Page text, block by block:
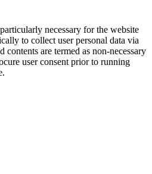
necessary for the website
to collect user personal data via
contents are termed as non-necessary
user consent prior to running